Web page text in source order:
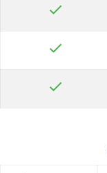
check
check
check